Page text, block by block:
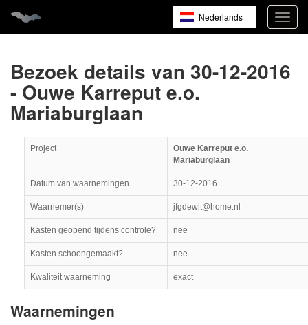
Nederlands
Bezoek details van 30-12-2016
- Ouwe Karreput e.o.
Mariaburglaan
Project
Ouwe Karreput e.o.
Mariaburglaan
Datum van waarnemingen 30-12-2016
Waarnemer(s) jfgdewit@home.nl
Kasten geopend tijdens controle? nee
Kasten schoongemaakt? nee
Kwaliteit waarneming exact
Waarnemingen